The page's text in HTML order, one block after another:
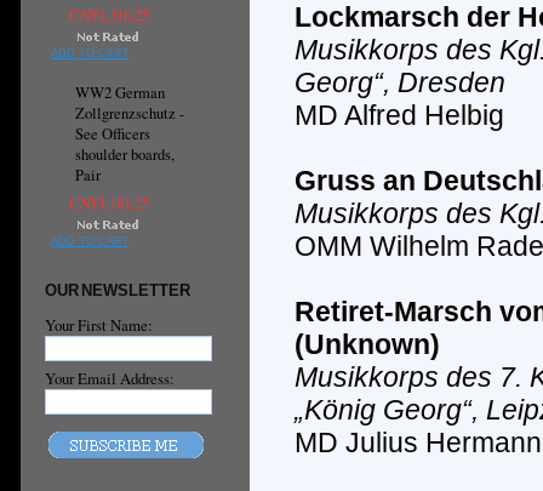
CN¥1,316.25
ADD TO CART
WW2 German
Zollgrenzschutz -
See Officers
shoulder boards,
Pair
CN¥1,181.25
ADD TO CART
OUR NEWSLETTER
Your First Name:
Your Email Address:
Lockmarsch der
Musikkorps des
Georg“, Dresden
MD Alfred Helbig
Gruss an
Musikkorps des
OMM Wilhelm
Retiret-Marsch
(Unknown)
Musikkorps des 7.
„König Georg“,
MD Julius